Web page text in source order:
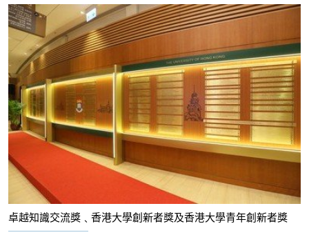
卓越知識交流獎﹑香港大學創新者獎及香港大學青年創新者獎